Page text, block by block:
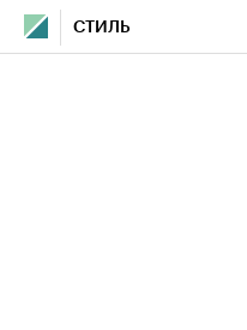
СТИЛЬ